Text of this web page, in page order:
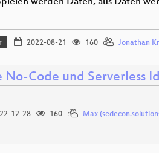
2022-08-21 160 Jonathan
No-Code und Serverless
12-28 160 Max